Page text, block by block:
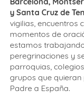
y Santa Cruz de
vigilias, encuentros
momentos de
estamos
peregrinaciones y
parroquias,
grupos que quieran
Padre a España.